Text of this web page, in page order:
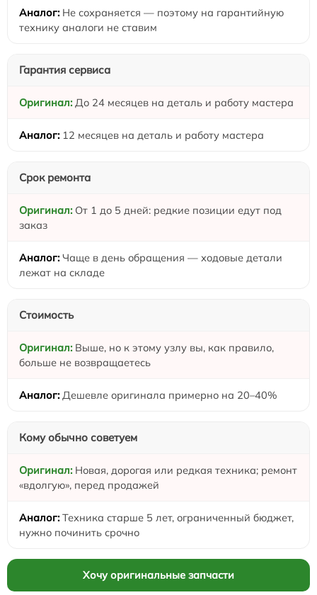
Не сохраняется — поэтому на гарантийную
технику аналоги не ставим
Гарантия сервиса
До 24 месяцев на деталь и работу мастера
12 месяцев на деталь и работу мастера
Срок ремонта
От 1 до 5 дней: редкие позиции едут под
заказ
Чаще в день обращения — ходовые детали
лежат на складе
Стоимость
Выше, но к этому узлу вы, как правило,
больше не возвращаетесь
Дешевле оригинала примерно на 20–40%
Кому обычно советуем
Новая, дорогая или редкая техника; ремонт
«вдолгую», перед продажей
Техника старше 5 лет, ограниченный бюджет,
нужно починить срочно
Хочу оригинальные запчасти